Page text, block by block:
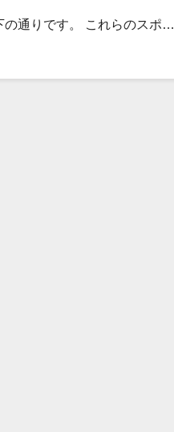
の通りです。 これらのスポ…